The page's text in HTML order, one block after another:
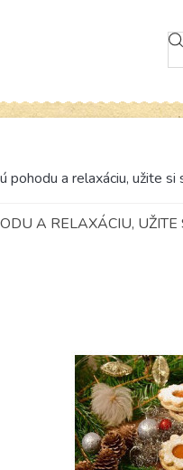
pohodu a relaxáciu, užite
A RELAXÁCIU,